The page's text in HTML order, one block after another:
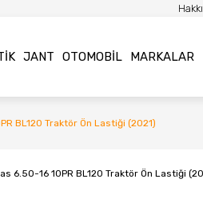
JANT OTOMOBIL MARKALAR
BL120 Traktör Ön Lastiği (2021)